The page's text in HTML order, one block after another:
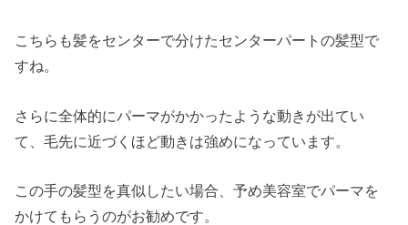
こちらも髪をセンターで分けたセンターパートの髪型で
すね。
さらに全体的にパーマがかかったような動きが出てい
て、毛先に近づくほど動きは強めになっています。
この手の髪型を真似したい場合、予め美容室でパーマを
かけてもらうのがお勧めです。